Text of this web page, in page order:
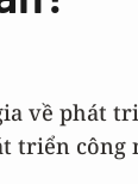
về phát
triển công